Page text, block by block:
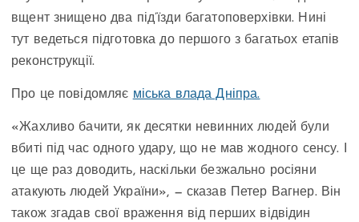
вщент знищено два під’їзди багатоповерхівки. Нині
тут ведеться підготовка до першого з багатьох етапів
реконструкції.
Про це повідомляє міська влада Дніпра.
«Жахливо бачити, як десятки невинних людей були
вбиті під час одного удару, що не мав жодного сенсу. І
це ще раз доводить, наскільки безжально росіяни
атакують людей України», — сказав Петер Вагнер. Він
також згадав свої враження від перших відвідин